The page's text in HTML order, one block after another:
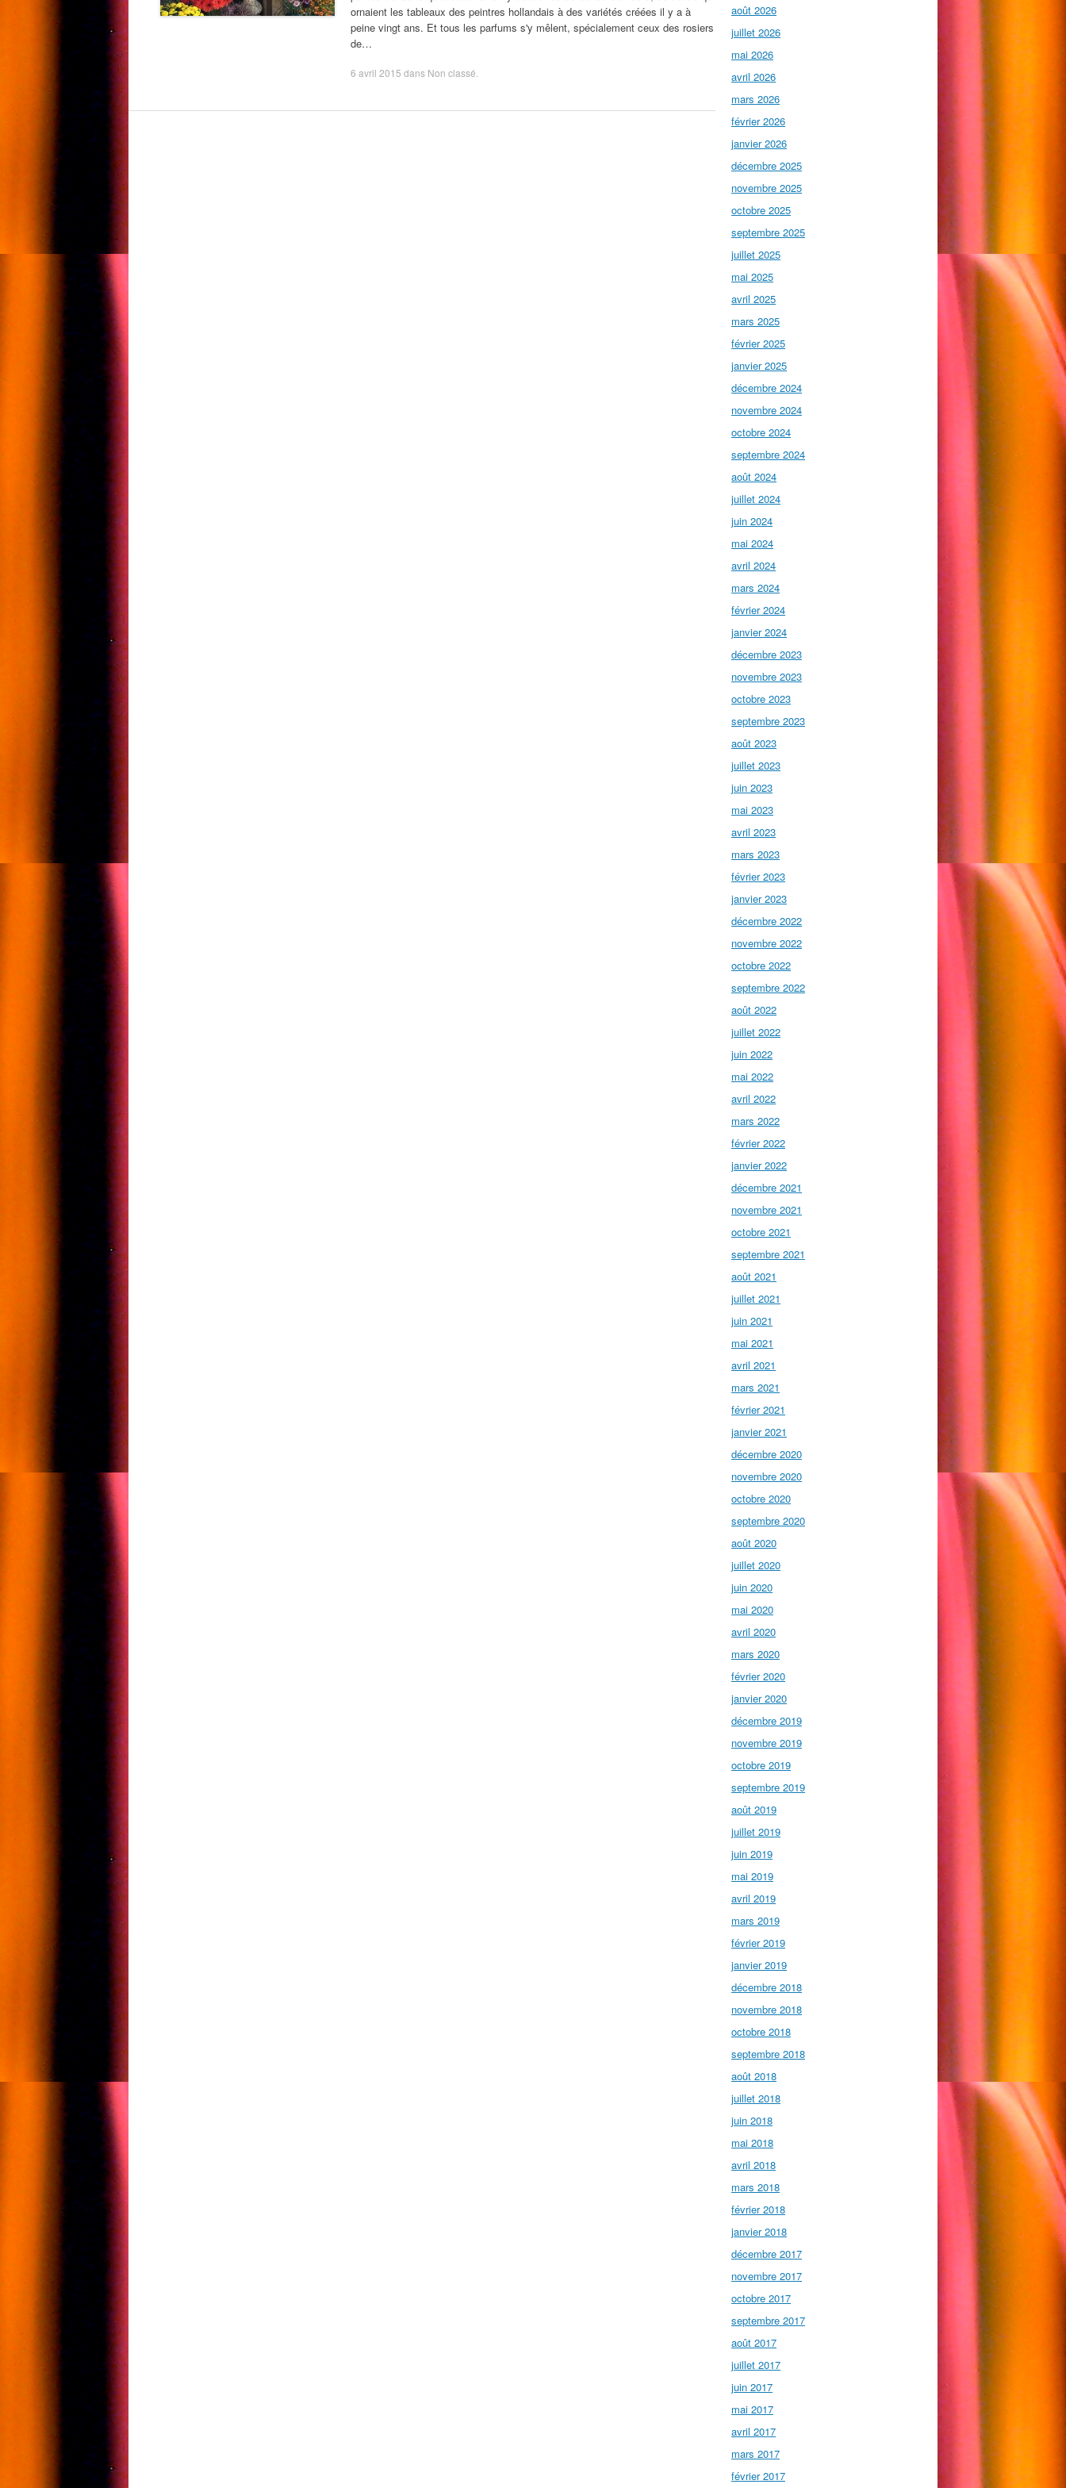
ornaient les tableaux des peintres hollandais à des variétés créées il y a à
peine vingt ans. Et tous les parfums s'y mêlent, spécialement ceux des rosiers
de…
6 avril 2015 dans Non classé
août 2026
juillet 2026
mai 2026
avril 2026
mars 2026
février 2026
janvier 2026
décembre 2025
novembre 2025
octobre 2025
septembre 2025
juillet 2025
mai 2025
avril 2025
mars 2025
février 2025
janvier 2025
décembre 2024
novembre 2024
octobre 2024
septembre 2024
août 2024
juillet 2024
juin 2024
mai 2024
avril 2024
mars 2024
février 2024
janvier 2024
décembre 2023
novembre 2023
octobre 2023
septembre 2023
août 2023
juillet 2023
juin 2023
mai 2023
avril 2023
mars 2023
février 2023
janvier 2023
décembre 2022
novembre 2022
octobre 2022
septembre 2022
août 2022
juillet 2022
juin 2022
mai 2022
avril 2022
mars 2022
février 2022
janvier 2022
décembre 2021
novembre 2021
octobre 2021
septembre 2021
août 2021
juillet 2021
juin 2021
mai 2021
avril 2021
mars 2021
février 2021
janvier 2021
décembre 2020
novembre 2020
octobre 2020
septembre 2020
août 2020
juillet 2020
juin 2020
mai 2020
avril 2020
mars 2020
février 2020
janvier 2020
décembre 2019
novembre 2019
octobre 2019
septembre 2019
août 2019
juillet 2019
juin 2019
mai 2019
avril 2019
mars 2019
février 2019
janvier 2019
décembre 2018
novembre 2018
octobre 2018
septembre 2018
août 2018
juillet 2018
juin 2018
mai 2018
avril 2018
mars 2018
février 2018
janvier 2018
décembre 2017
novembre 2017
octobre 2017
septembre 2017
août 2017
juillet 2017
juin 2017
mai 2017
avril 2017
mars 2017
février 2017